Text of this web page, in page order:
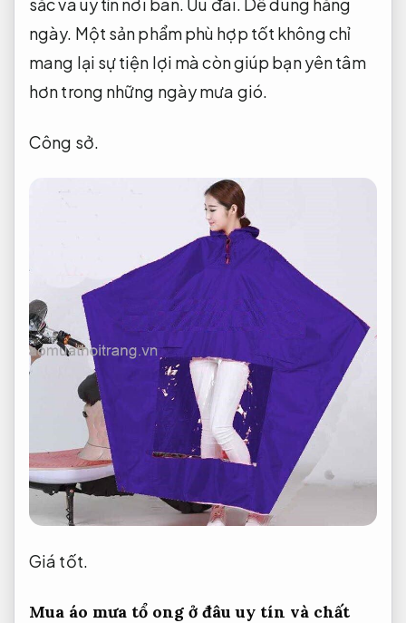
sắc và uy tín nơi bán. Ưu đãi. Dễ dùng hằng
ngày. Một sản phẩm phù hợp tốt không chỉ
mang lại sự tiện lợi mà còn giúp bạn yên tâm
hơn trong những ngày mưa gió.
Công sở.
Giá tốt.
Mua áo mưa tổ ong ở đâu uy tín và chất